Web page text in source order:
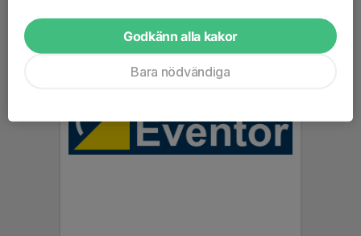
Godkänn alla kakor
Bara nödvändiga